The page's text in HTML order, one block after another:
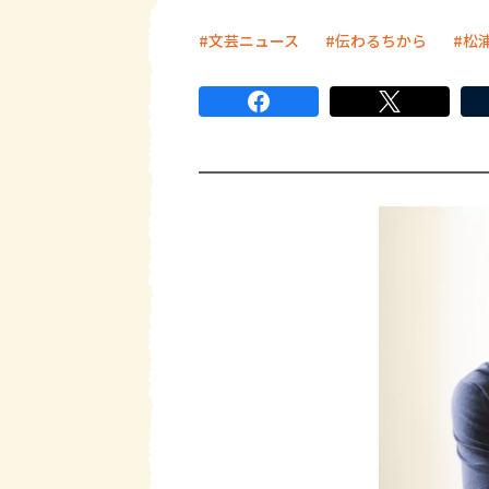
文芸ニュース 伝わるちから 松